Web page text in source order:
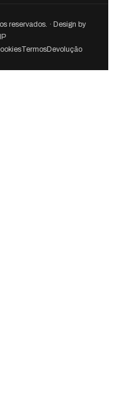
reservados. · Design by
TermosDevolução